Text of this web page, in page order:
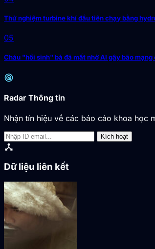
Thử nghiệm turbine khí đầu tiên chạy bằng
05
Cháu "hồi sinh" bà đã mất nhờ AI gây bão mạng
radar
Radar Thông tin
Nhận tín hiệu về các báo cáo khoa học
Kích hoạt
device_hub
Dữ liệu liên kết